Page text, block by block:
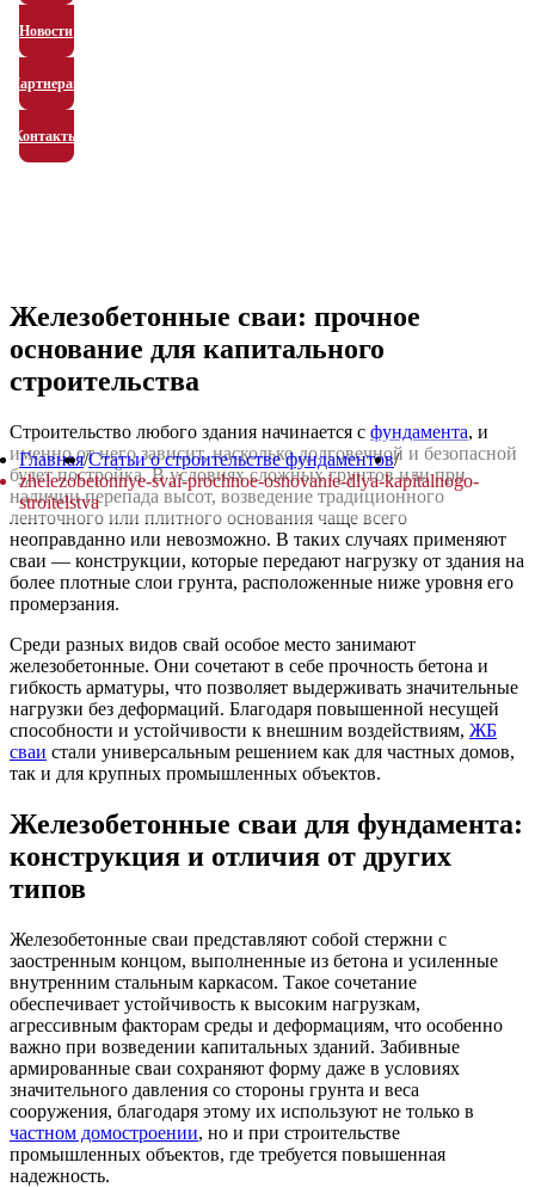
Новости
Партнерам
Контакты
Главная/Статьи о строительстве фундаментов/
zhelezobetonnye-svai-prochnoe-osnovanie-dlya-kapitalnogo-
stroitelstva
Железобетонные сваи: прочное
основание для капитального
строительства
Строительство любого здания начинается с фундамента, и
именно от него зависит, насколько долговечной и безопасной
будет постройка. В условиях сложных грунтов или при
наличии перепада высот, возведение традиционного
ленточного или плитного основания чаще всего
неоправданно или невозможно. В таких случаях применяют
сваи — конструкции, которые передают нагрузку от здания на
более плотные слои грунта, расположенные ниже уровня его
промерзания.
Среди разных видов свай особое место занимают
железобетонные. Они сочетают в себе прочность бетона и
гибкость арматуры, что позволяет выдерживать значительные
нагрузки без деформаций. Благодаря повышенной несущей
способности и устойчивости к внешним воздействиям, ЖБ
сваи стали универсальным решением как для частных домов,
так и для крупных промышленных объектов.
Железобетонные сваи для фундамента:
конструкция и отличия от других
типов
Железобетонные сваи представляют собой стержни с
заостренным концом, выполненные из бетона и усиленные
внутренним стальным каркасом. Такое сочетание
обеспечивает устойчивость к высоким нагрузкам,
агрессивным факторам среды и деформациям, что особенно
важно при возведении капитальных зданий. Забивные
армированные сваи сохраняют форму даже в условиях
значительного давления со стороны грунта и веса
сооружения, благодаря этому их используют не только в
частном домостроении, но и при строительстве
промышленных объектов, где требуется повышенная
надежность.